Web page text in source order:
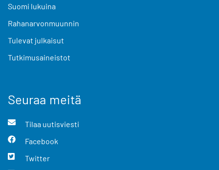
Suomi lukuina
Rahanarvonmuunnin
Tulevat julkaisut
Tutkimusaineistot
Seuraa meitä
Tilaa uutisviesti
Facebook
Twitter